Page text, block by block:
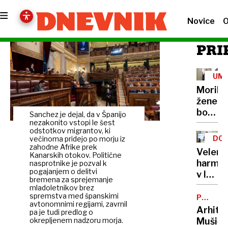
Novice
Sanchez je dejal, da v Španijo
nezakonito vstopi le šest
odstotkov migrantov, ki
večinoma pridejo po morju iz
zahodne Afrike prek
Kanarskih otokov. Politične
nasprotnike je pozval k
pogajanjem o delitvi
bremena za sprejemanje
mladoletnikov brez
spremstva med španskimi
avtonomnimi regijami, zavrnil
pa je tudi predlog o
okrepljenem nadzoru morja.
žene
bo
sedel
21
let
v lov
na
nov
rekord
CENTER
Mušič: